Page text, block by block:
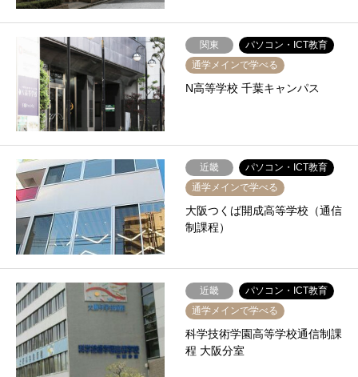
関東
パソコン・ICT教育
通学メインで学べる
N高等学校 千葉キャンパス
近畿
パソコン・ICT教育
通学メインで学べる
大阪つくば開成高等学校（通信
制課程）
近畿
パソコン・ICT教育
通学メインで学べる
科学技術学園高等学校通信制課
程 大阪分室